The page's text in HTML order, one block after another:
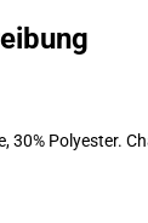
Polyester.